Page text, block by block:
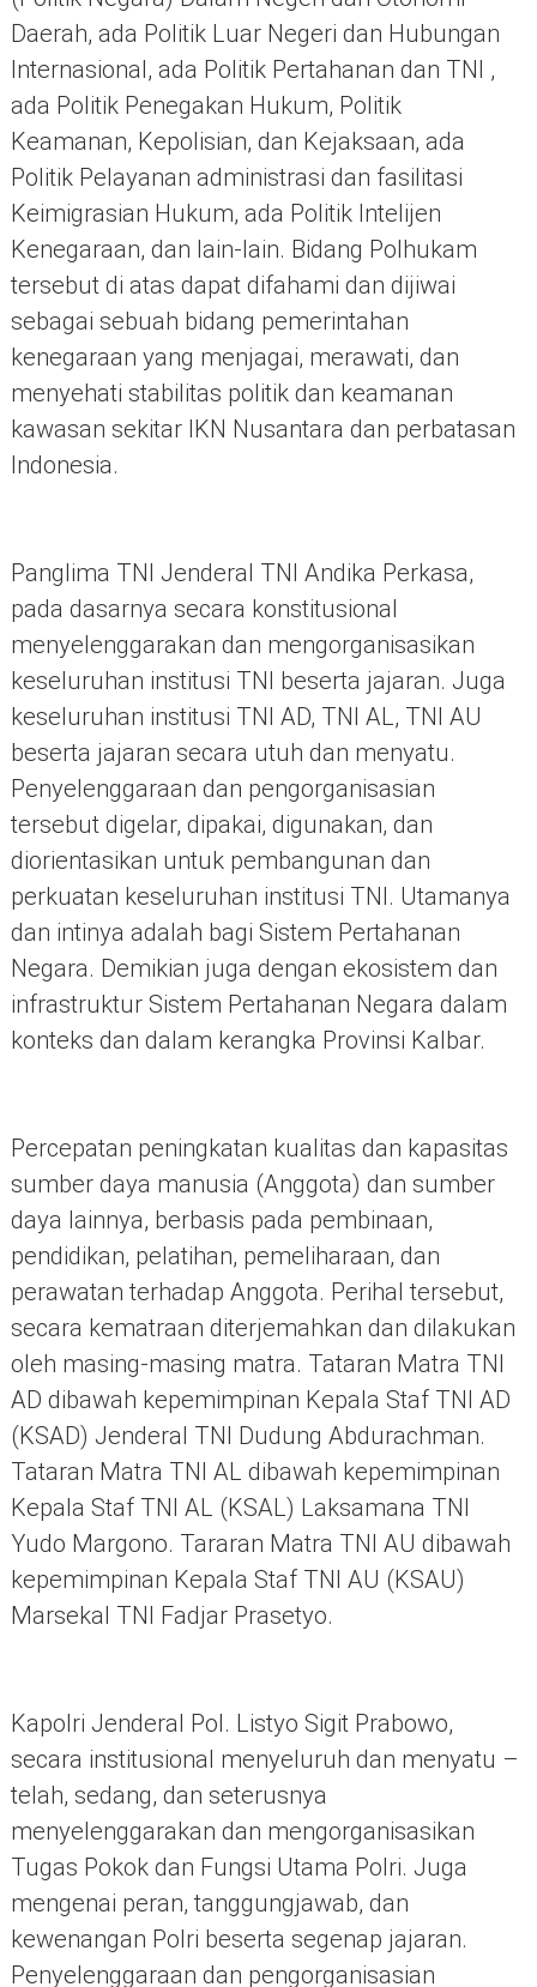
Daerah, ada Politik Luar Negeri dan Hubungan
Internasional, ada Politik Pertahanan dan TNI ,
ada Politik Penegakan Hukum, Politik
Keamanan, Kepolisian, dan Kejaksaan, ada
Politik Pelayanan administrasi dan fasilitasi
Keimigrasian Hukum, ada Politik Intelijen
Kenegaraan, dan lain-lain. Bidang Polhukam
tersebut di atas dapat difahami dan dijiwai
sebagai sebuah bidang pemerintahan
kenegaraan yang menjagai, merawati, dan
menyehati stabilitas politik dan keamanan
kawasan sekitar IKN Nusantara dan perbatasan
Indonesia.
Panglima TNI Jenderal TNI Andika Perkasa,
pada dasarnya secara konstitusional
menyelenggarakan dan mengorganisasikan
keseluruhan institusi TNI beserta jajaran. Juga
keseluruhan institusi TNI AD, TNI AL, TNI AU
beserta jajaran secara utuh dan menyatu.
Penyelenggaraan dan pengorganisasian
tersebut digelar, dipakai, digunakan, dan
diorientasikan untuk pembangunan dan
perkuatan keseluruhan institusi TNI. Utamanya
dan intinya adalah bagi Sistem Pertahanan
Negara. Demikian juga dengan ekosistem dan
infrastruktur Sistem Pertahanan Negara dalam
konteks dan dalam kerangka Provinsi Kalbar.
Percepatan peningkatan kualitas dan kapasitas
sumber daya manusia (Anggota) dan sumber
daya lainnya, berbasis pada pembinaan,
pendidikan, pelatihan, pemeliharaan, dan
perawatan terhadap Anggota. Perihal tersebut,
secara kematraan diterjemahkan dan dilakukan
oleh masing-masing matra. Tataran Matra TNI
AD dibawah kepemimpinan Kepala Staf TNI AD
(KSAD) Jenderal TNI Dudung Abdurachman.
Tataran Matra TNI AL dibawah kepemimpinan
Kepala Staf TNI AL (KSAL) Laksamana TNI
Yudo Margono. Tararan Matra TNI AU dibawah
kepemimpinan Kepala Staf TNI AU (KSAU)
Marsekal TNI Fadjar Prasetyo.
Kapolri Jenderal Pol. Listyo Sigit Prabowo,
secara institusional menyeluruh dan menyatu –
telah, sedang, dan seterusnya
menyelenggarakan dan mengorganisasikan
Tugas Pokok dan Fungsi Utama Polri. Juga
mengenai peran, tanggungjawab, dan
kewenangan Polri beserta segenap jajaran.
Penyelenggaraan dan pengorganisasian